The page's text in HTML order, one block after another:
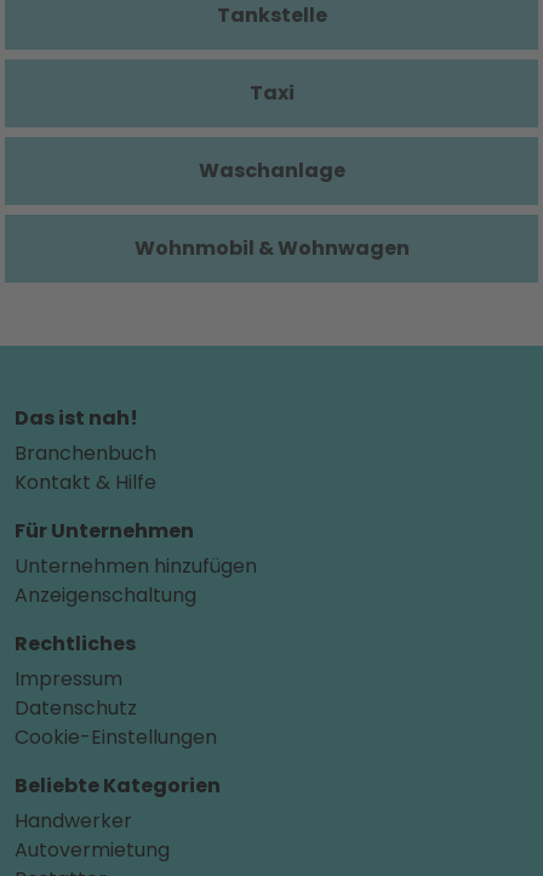
Tankstelle
Taxi
Waschanlage
Wohnmobil & Wohnwagen
Das ist nah!
Branchenbuch
Kontakt & Hilfe
Für Unternehmen
Unternehmen hinzufügen
Anzeigenschaltung
Rechtliches
Impressum
Datenschutz
Cookie-Einstellungen
Beliebte Kategorien
Handwerker
Autovermietung